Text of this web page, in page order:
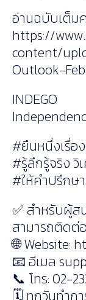
อ่านฉบับเต็ม
https://
content/
Outlook-
INDEGO
#ยืนหนึ่งเรื่อ
#รู้ลึกรู้จริง วิ
#ให้คำปรึกษ
✅ สำหรับผู้ส
สามารถติดต่
🌐 Website:
📧 อีเมล
📞 โทร: 02-